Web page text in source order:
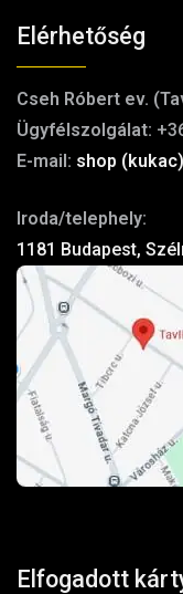
Elérhetőség
Cseh Róbert ev.
Ügyfélszolgálat:
E-mail: shop
Iroda/telephely:
1181 Budapest,
Elfogadott